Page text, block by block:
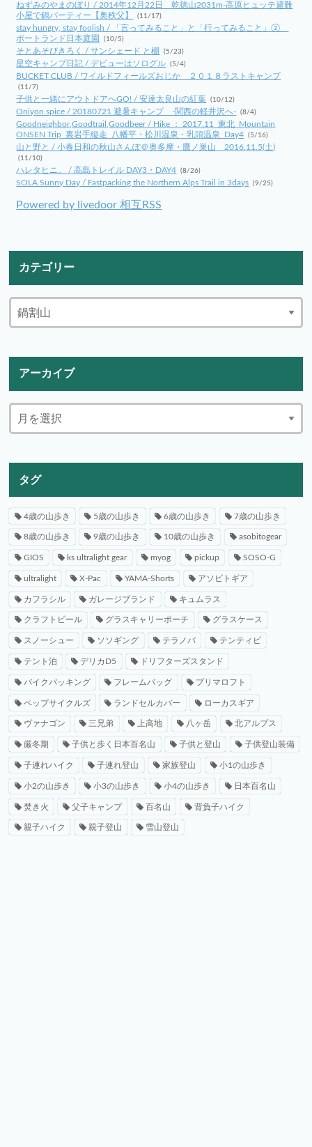
ねずみのやまのぼり / 2014年12月22日 乾徳山2031m-高原ヒュッテ避難
小屋で鍋パーティー【奥秩父】
(11/17)
stay hungry, stay foolish / 「言ってみること」と「行ってみること」②
ポートランド日本庭園
(10/5)
そとあそびきろく / サンシェード と棚 (5/23)
星空キャンプ日記 / デビューはソログル (5/4)
BUCKET CLUB / ワイルドフィールズおじか ２０１８ラストキャンプ
(11/7)
子供と一緒にアウトドアへGO! / 安達太良山の紅葉 (10/12)
Oniyon spice / 20180721 避暑キャンプ -関西の軽井沢へ- (8/4)
Goodneighbor,Goodtrail,Goodbeer / Hike ： 2017.11_東北_Mountain
ONSEN Trip_裏岩手縦走_八幡平・松川温泉・乳頭温泉_Day4 (5/16)
山と野と / 小春日和の秋山さんぽ＠奥多摩・鷹ノ巣山 2016.11.5(土)
(11/10)
ハレタヒニ。 / 高島トレイル DAY3・DAY4 (8/26)
SOLA Sunny Day / Fastpacking the Northern Alps Trail in 3days (9/25)
Powered by livedoor 相互RSS
カテゴリー
アーカイブ
タグ
4歳の山歩き 5歳の山歩き 6歳の山歩き 7歳の山歩き
8歳の山歩き 9歳の山歩き 10歳の山歩き asobitogear
GIOS ks ultralight gear myog pickup SOSO-G
ultralight X-Pac YAMA-Shorts アソビトギア
カフラシル ガレージブランド キュムラス
クラフトビール グラスキャリーポーチ グラスケース
スノーシュー ソソギング テラノバ テンティピ
テント泊 デリカD5 ドリフターズスタンド
バイクパッキング フレームバッグ プリマロフト
ペップサイクルズ ランドセルカバー ローカスギア
ヴァナゴン 三兄弟 上高地 八ヶ岳 北アルプス
厳冬期 子供と歩く日本百名山 子供と登山 子供登山装備
子連れハイク 子連れ登山 家族登山 小1の山歩き
小2の山歩き 小3の山歩き 小4の山歩き 日本百名山
焚き火 父子キャンプ 百名山 背負子ハイク
親子ハイク 親子登山 雪山登山